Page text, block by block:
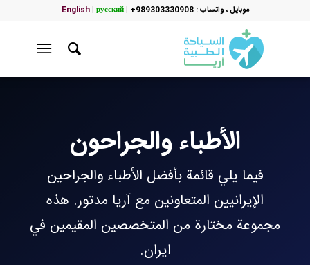
موبایل ، واتساب : 989303330908+ |
English| русский
الأطباء والجراحون
فيما يلي قائمة بأفضل الأطباء والجراحين
الإيرانيين المتعاونين مع آريا مدتور. هذه
مجموعة مختارة من المتخصصين المقيمين في
ايران.